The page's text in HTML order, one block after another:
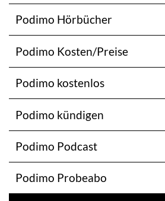
Podimo Hörbücher
Podimo Kosten/Preise
Podimo kostenlos
Podimo kündigen
Podimo Podcast
Podimo Probeabo